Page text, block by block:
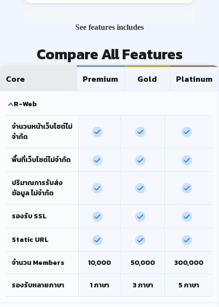
See features includes
Compare All Features
Core Premium Gold Platinum
R-Web
จำนวนหน้าเว็บไซต์ไม่
จำกัด
พื้นที่เว็บไซต์ไม่จำกัด
ปริมาณการรับส่ง
ข้อมูล ไม่จำกัด
รองรับ SSL
Static URL
จำนวน Members 10,000 50,000 300,000
รองรับหลายภาษา 1 ภาษา 3 ภาษา 5 ภาษา